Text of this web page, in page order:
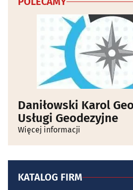
Daniłowski Karol
Usługi Geodezyjne
Więcej informacji
KATALOG FIRM